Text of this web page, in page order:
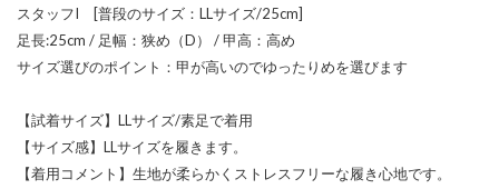
スタッフI [普段のサイズ：LLサイズ/25cm]
足長:25cm / 足幅：狭め（D） / 甲高：高め
サイズ選びのポイント：甲が高いのでゆったりめを選びます
【試着サイズ】LLサイズ/素足で着用
【サイズ感】LLサイズを履きます。
【着用コメント】生地が柔らかくストレスフリーな履き心地です。